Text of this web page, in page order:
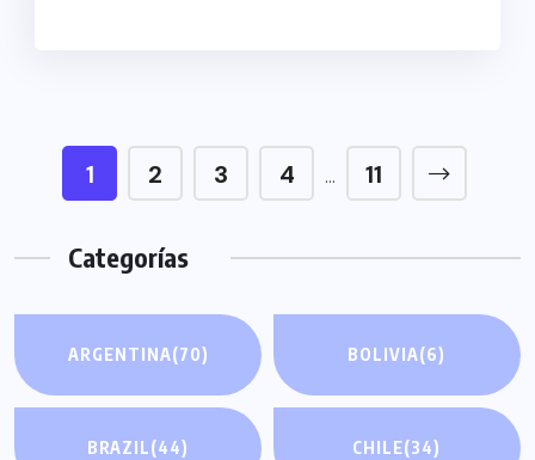
1 2 3 4 … 11
Categorías
ARGENTINA(70) BOLIVIA(6)
BRAZIL(44) CHILE(34)